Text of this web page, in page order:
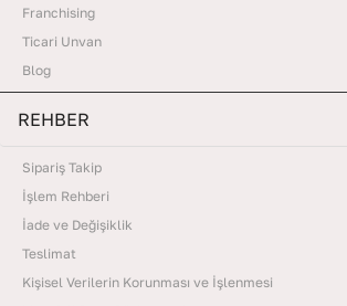
Franchising
Ticari Unvan
Blog
REHBER
Sipariş Takip
İşlem Rehberi
İade ve Değişiklik
Teslimat
Kişisel Verilerin Korunması ve İşlenmesi